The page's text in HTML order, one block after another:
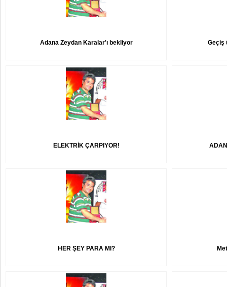
Adana Zeydan Karalar'ı bekliyor Geçiş
ELEKTRİK ÇARPIYOR!
HER ŞEY PARA MI?